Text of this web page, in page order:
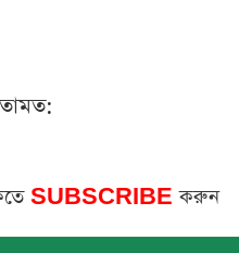
SUBSCRIBEকরুন